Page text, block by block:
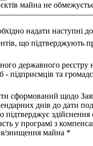
майна не
надати наступні
що підтверджують
державного реєстру
- підприємців та
сформований щодо
днів до дати
підтверджує
у програмі з
знищення майна *